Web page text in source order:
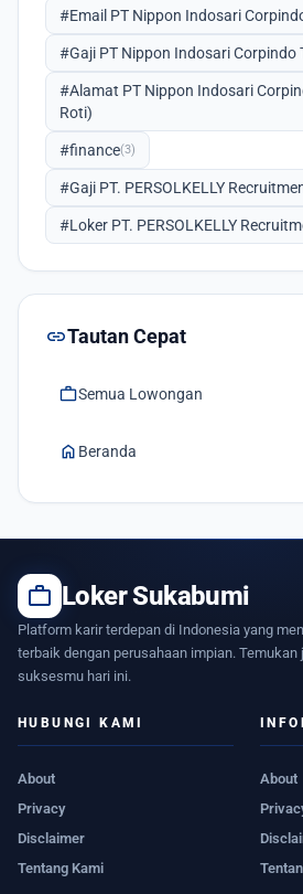
#Email PT Nippon Indosari
#Gaji PT Nippon Indosari Corpindo
#Alamat PT Nippon Indosari
Roti)
#finance(3)
#Gaji PT. PERSOLKELLY
#Loker PT. PERSOLKELLY
linkTautan Cepat
workSemua Lowongan
home Beranda
work Loker Sukabumi
Platform karir terdepan di Indonesia yang
terbaik dengan perusahaan impian. Temukan
suksesmu hari ini.
HUBUNGI KAMI
About
Privacy
Disclaimer
Tentang Kami
About